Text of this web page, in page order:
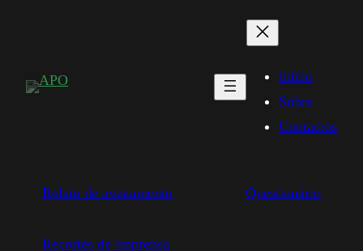
conteúdo
Início
Sobre
Contactos
Relato de avistamento Questionário
Recortes de Imprensa